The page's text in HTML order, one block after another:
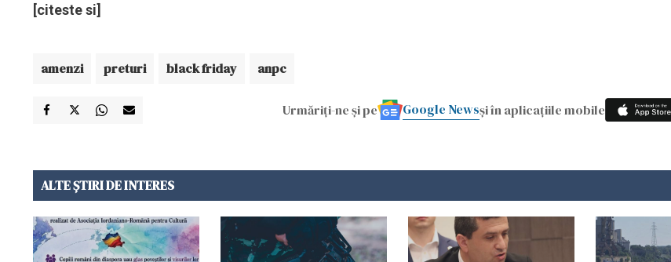
[citeste si]
amenzi preturi black friday anpc
Urmăriți-ne și pe Google Newsși în aplicațiile mobile
ALTE ȘTIRI DE INTERES